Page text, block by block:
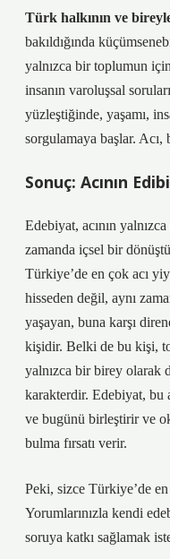
Türk halkının ve
bakıldığında
yalnızca bir toplumun
insanın varoluşsal
yüzleştiğinde, yaşamı,
sorgulamaya başlar. Acı,
Sonuç: Acının
Edebiyat, acının
zamanda içsel bir
Türkiye’de en çok acı
hisseden değil, aynı
yaşayan, buna karşı
kişidir. Belki de bu kişi,
yalnızca bir birey olarak
karakterdir. Edebiyat, bu
ve bugünü birleştirir ve
bulma fırsatı verir.
Peki, sizce Türkiye’de
Yorumlarınızla kendi
soruya katkı sağlamak